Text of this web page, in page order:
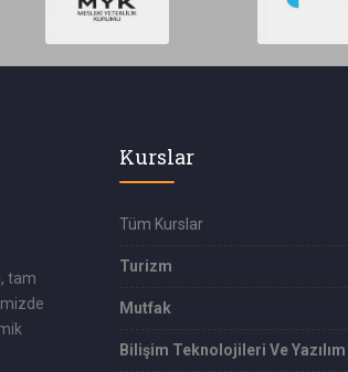
tam
Kurslar
Tüm Kurslar
Turizm
Mutfak
Bilişim Teknolojileri Ve Yazılım